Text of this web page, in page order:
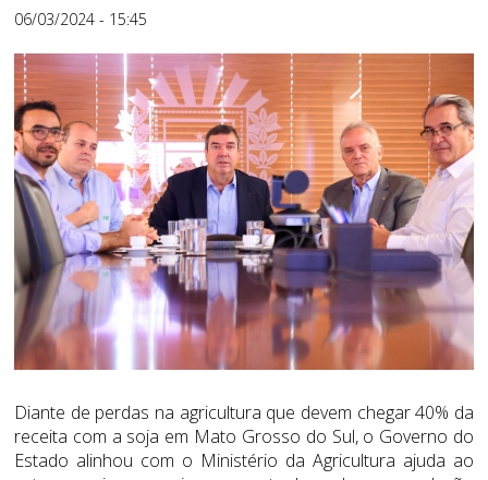
06/03/2024 - 15:45
Diante de perdas na agricultura que devem chegar 40% da
receita com a soja em Mato Grosso do Sul, o Governo do
Estado alinhou com o Ministério da Agricultura ajuda ao